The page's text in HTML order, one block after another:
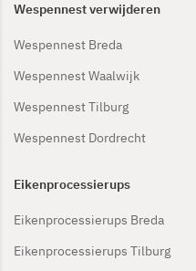
Wespennest verwijderen
Wespennest Breda
Wespennest Waalwijk
Wespennest Tilburg
Wespennest Dordrecht
Eikenprocessierups
Eikenprocessierups Breda
Eikenprocessierups Tilburg